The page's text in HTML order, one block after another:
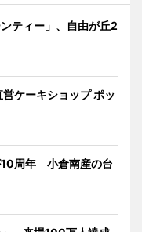
ティー」、自由が丘2
ケーキショップ ポッ
10周年 小倉南産の台